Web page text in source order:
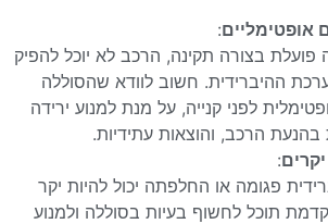
אופטימליים:
פועלת בצורה תקינה, הרכב לא יוכל להפיק
ההיברידית. חשוב לוודא שהסוללה
לפני קנייה, על מנת למנוע ירידה
בהנעת הרכב, והוצאות עתידיות.
:
פגומה או החלפתה יכול להיות יקר
תוכל לחשוף בעיות בסוללה ולמנוע